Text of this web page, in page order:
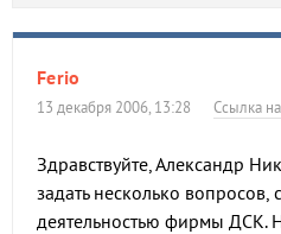
Ferio
13 декабря 2006, 13:28 Ссылка
Здравствуйте, Александр
задать несколько вопросов,
деятельностью фирмы ДСК.